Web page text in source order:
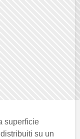
superficie
su un